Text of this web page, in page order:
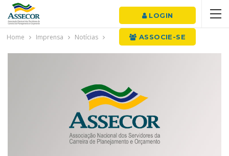
LOGIN
ASSOCIE-SE
Home Imprensa Notícias